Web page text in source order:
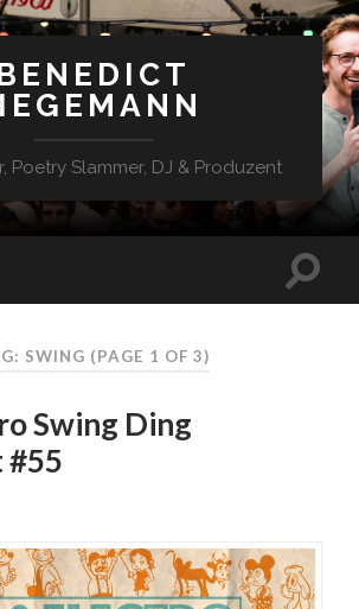
Poetry Slammer, DJ & Produzent
SWING (PAGE 1 OF 3)
Swing Ding